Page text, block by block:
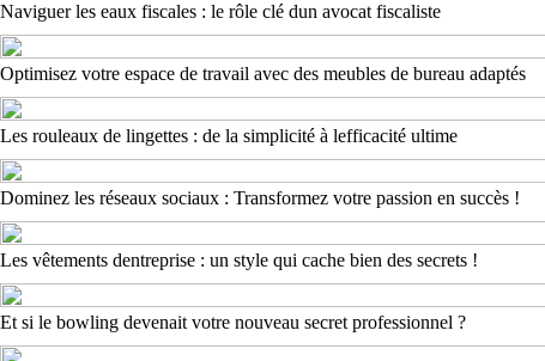
Naviguer les eaux fiscales : le rôle clé dun avocat fiscaliste
Optimisez votre espace de travail avec des meubles de bureau adaptés
Les rouleaux de lingettes : de la simplicité à lefficacité ultime
Dominez les réseaux sociaux : Transformez votre passion en succès !
Les vêtements dentreprise : un style qui cache bien des secrets !
Et si le bowling devenait votre nouveau secret professionnel ?